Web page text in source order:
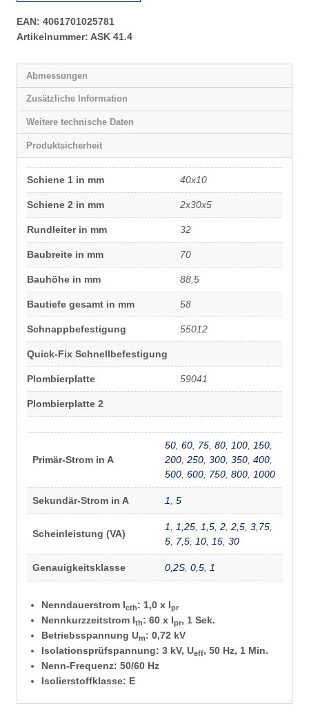
EAN: 4061701025781
Artikelnummer: ASK 41.4
Abmessungen
Zusätzliche Information
Weitere technische Daten
Produktsicherheit
Schiene 1 in mm 40x10
Schiene 2 in mm 2x30x5
Rundleiter in mm 32
Baubreite in mm 70
Bauhöhe in mm 88,5
Bautiefe gesamt in mm 58
Schnappbefestigung 55012
Quick-Fix Schnellbefestigung
Plombierplatte 59041
Plombierplatte 2
Primär-Strom in A
50, 60, 75, 80, 100, 150,
200, 250, 300, 350, 400,
500, 600, 750, 800, 1000
Sekundär-Strom in A 1, 5
Scheinleistung (VA)
1, 1,25, 1,5, 2, 2,5, 3,75,
5, 7,5, 10, 15, 30
Genauigkeitsklasse 0,2S, 0,5, 1
Nenndauerstrom Icth: 1,0 x Ipr
Nennkurzzeitstrom Ith: 60 x Ipr, 1 Sek.
Betriebsspannung Um: 0,72 kV
Isolationsprüfspannung: 3 kV, Ueff, 50 Hz, 1 Min.
Nenn-Frequenz: 50/60 Hz
Isolierstoffklasse: E